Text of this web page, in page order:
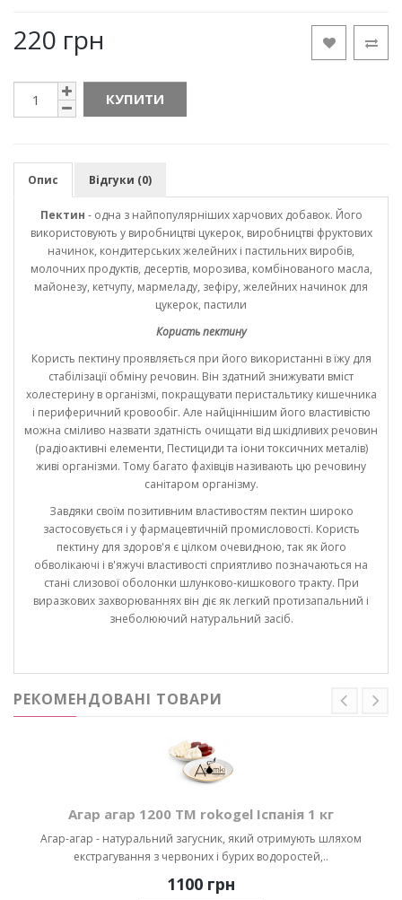
220 грн
КУПИТИ
Опис Відгуки (0)
Пектин - одна з найпопулярніших харчових добавок. Його
використовують у виробництві цукерок, виробництві фруктових
начинок, кондитерських желейних і пастильних виробів,
молочних продуктів, десертів, морозива, комбінованого масла,
майонезу, кетчупу, мармеладу, зефіру, желейних начинок для
цукерок, пастили
Користь пектину
Користь пектину проявляється при його використанні в їжу для
стабілізації обміну речовин. Він здатний знижувати вміст
холестерину в організмі, покращувати перистальтику кишечника
і периферичний кровообіг. Але найціннішим його властивістю
можна сміливо назвати здатність очищати від шкідливих речовин
(радіоактивні елементи, Пестициди та іони токсичних металів)
живі організми. Тому багато фахівців називають цю речовину
санітаром організму.
Завдяки своїм позитивним властивостям пектин широко
застосовується і у фармацевтичній промисловості. Користь
пектину для здоров'я є цілком очевидною, так як його
обволікаючі і в'яжучі властивості сприятливо позначаються на
стані слизової оболонки шлунково-кишкового тракту. При
виразкових захворюваннях він діє як легкий протизапальний і
знеболюючий натуральний засіб.
РЕКОМЕНДОВАНІ ТОВАРИ
Агар агар 1200 ТМ rokogel Іспанія 1 кг
Агар-агар - натуральний загусник, який отримують шляхом
екстрагування з червоних і бурих водоростей,..
1100 грн